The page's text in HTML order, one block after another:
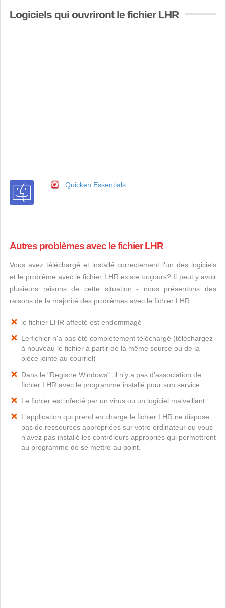
Logiciels qui ouvriront le fichier LHR
Quicken Essentials
Autres problèmes avec le fichier LHR
Vous avez téléchargé et installé correctement l'un des logiciels
et le problème avec le fichier LHR existe toujours? Il peut y avoir
plusieurs raisons de cette situation - nous présentons des
raisons de la majorité des problèmes avec le fichier LHR:
le fichier LHR affecté est endommagé
Le fichier n'a pas été complètement téléchargé (téléchargez
à nouveau le fichier à partir de la même source ou de la
pièce jointe au courriel)
Dans le "Registre Windows", il n'y a pas d'association de
fichier LHR avec le programme installé pour son service
Le fichier est infecté par un virus ou un logiciel malveillant
L'application qui prend en charge le fichier LHR ne dispose
pas de ressources appropriées sur votre ordinateur ou vous
n'avez pas installé les contrôleurs appropriés qui permettront
au programme de se mettre au point.